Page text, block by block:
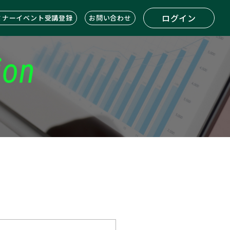
ナーイベント受講登録 お問い合わせ ログイン